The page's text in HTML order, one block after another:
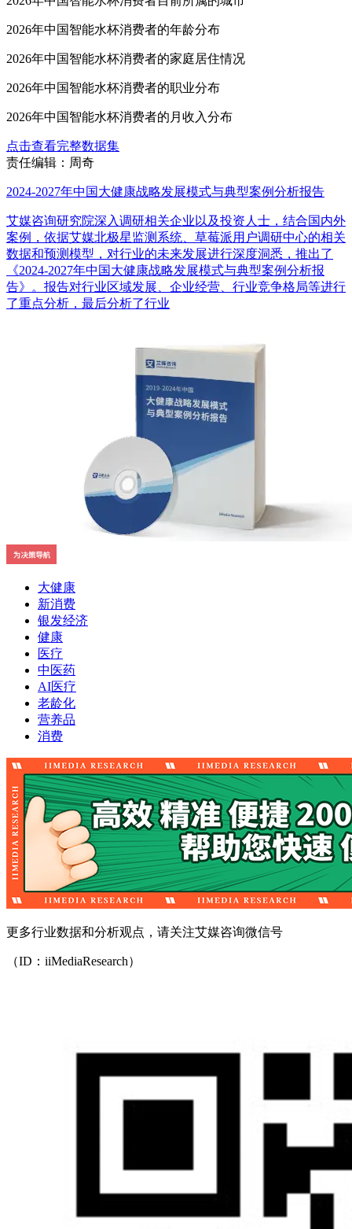
2026年中国智能水杯消费者的年龄分布
2026年中国智能水杯消费者的家庭居住情况
2026年中国智能水杯消费者的职业分布
2026年中国智能水杯消费者的月收入分布
点击查看完整数据集
责任编辑：周奇
2024-2027年中国大健康战略发展模式与典型案例分析报告
艾媒咨询研究院深入调研相关企业以及投资人士，结合国内外
案例，依据艾媒北极星监测系统、草莓派用户调研中心的相关
数据和预测模型，对行业的未来发展进行深度洞悉，推出了
《2024-2027年中国大健康战略发展模式与典型案例分析报
告》。报告对行业区域发展、企业经营、行业竞争格局等进行
了重点分析，最后分析了行业
大健康
新消费
银发经济
健康
医疗
中医药
AI医疗
老龄化
营养品
消费
更多行业数据和分析观点，请关注艾媒咨询微信号
（ID：iiMediaResearch）